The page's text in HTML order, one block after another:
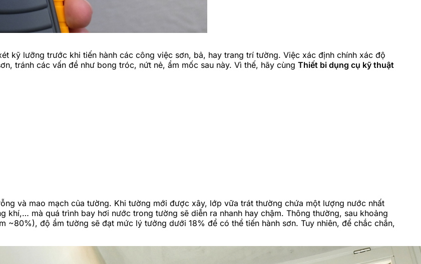
kỹ lưỡng trước khi tiến hành các công việc sơn, bả, hay trang trí tường. Việc xác định chính xác độ
tránh các vấn đề như bong tróc, nứt nẻ, ẩm mốc sau này. Vì thế, hãy cùng Thiết bi dụng cụ kỹ thuật
và mao mạch của tường. Khi tường mới được xây, lớp vữa trát thường chứa một lượng nước nhất
khí,… mà quá trình bay hơi nước trong tường sẽ diễn ra nhanh hay chậm. Thông thường, sau khoảng
~80%), độ ẩm tường sẽ đạt mức lý tưởng dưới 18% để có thể tiến hành sơn. Tuy nhiên, để chắc chắn,